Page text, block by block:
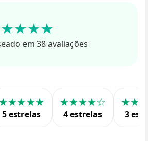
em 38 avaliações
5 estrelas
★★★★☆
4 estrelas 3